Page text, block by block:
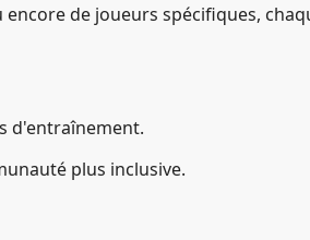
encore de joueurs spécifiques,
d'entraînement.
plus inclusive.